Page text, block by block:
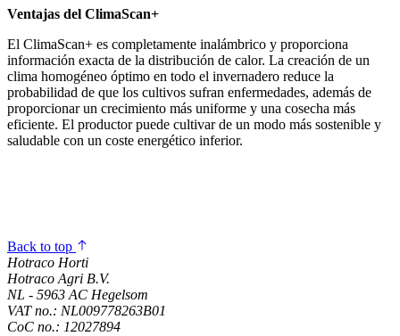
Ventajas del ClimaScan+
El ClimaScan+ es completamente inalámbrico y proporciona
información exacta de la distribución de calor. La creación de un
clima homogéneo óptimo en todo el invernadero reduce la
probabilidad de que los cultivos sufran enfermedades, además de
proporcionar un crecimiento más uniforme y una cosecha más
eficiente. El productor puede cultivar de un modo más sostenible y
saludable con un coste energético inferior.
Back to top
Hotraco Horti
Hotraco Agri B.V.
NL - 5963 AC Hegelsom
VAT no.: NL009778263B01
CoC no.: 12027894